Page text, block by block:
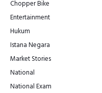
Chopper Bike
Entertainment
Hukum
Istana Negara
Market Stories
National
National Exam